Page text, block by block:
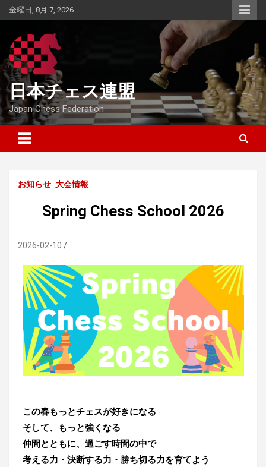
Skip
to
金曜日, 8月 7, 2026
日本チェス連盟
Japan Chess Federation
お知らせ 大会情報
Spring Chess School 2026
2026-02-10
この春もっとチェスが好きになる
そして、もっと強くなる
仲間とともに、過ごす時間の中で
考える力・決断する力・勝ち切る力を育てよう